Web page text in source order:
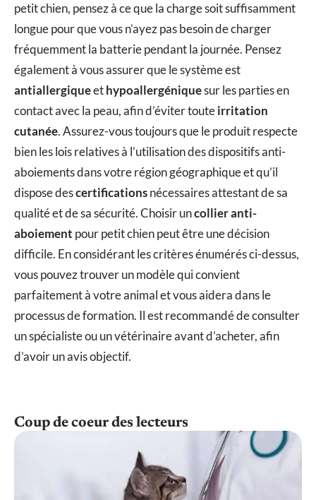
petit chien, pensez à ce que la charge soit suffisamment
longue pour que vous n’ayez pas besoin de charger
fréquemment la batterie pendant la journée. Pensez
également à vous assurer que le système est
antiallergiqueethypoallergéniquesur les parties en
contact avec la peau, afin d’éviter touteirritation
cutanée. Assurez-vous toujours que le produit respecte
bien les lois relatives à l’utilisation des dispositifs anti-
aboiements dans votre région géographique et qu’il
dispose descertificationsnécessaires attestant de sa
qualité et de sa sécurité. Choisir uncollier anti-
aboiement pour petit chien peut être une décision
difficile. En considérant les critères énumérés ci-dessus,
vous pouvez trouver un modèle qui convient
parfaitement à votre animal et vous aidera dans le
processus de formation. Il est recommandé de consulter
un spécialiste ou un vétérinaire avant d’acheter, afin
d’avoir un avis objectif.
Coup de coeur des lecteurs